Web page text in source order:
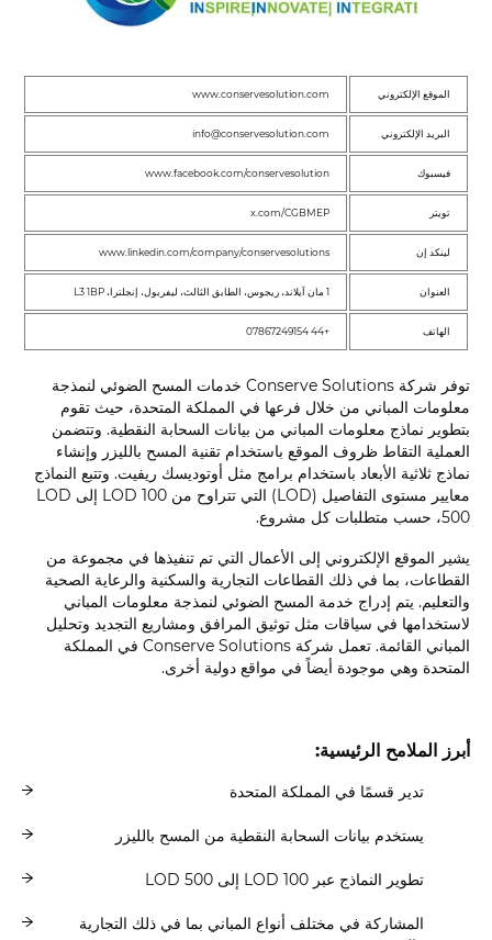
الموقع الإلكتروني www.conservesolution.com
البريد الإلكتروني info@conservesolution.com
فيسبوك www.facebook.com/conservesolution
تويتر x.com/CGBMEP
لينكد إن www.linkedin.com/company/conservesolutions
العنوان 1 مان آيلاند، ريجوس، الطابق الثالث، ليفربول، إنجلترا، L3 1BP
الهاتف +44 07867249154
توفر شركة Conserve Solutions خدمات المسح الضوئي لنمذجة
معلومات المباني من خلال فرعها في المملكة المتحدة، حيث تقوم
بتطوير نماذج معلومات المباني من بيانات السحابة النقطية. وتتضمن
العملية التقاط ظروف الموقع باستخدام تقنية المسح بالليزر وإنشاء
نماذج ثلاثية الأبعاد باستخدام برامج مثل أوتوديسك ريفيت. وتتبع النماذج
معايير مستوى التفاصيل (LOD) التي تتراوح من LOD 100 إلى LOD
500، حسب متطلبات كل مشروع.
يشير الموقع الإلكتروني إلى الأعمال التي تم تنفيذها في مجموعة من
القطاعات، بما في ذلك القطاعات التجارية والسكنية والرعاية الصحية
والتعليم. يتم إدراج خدمة المسح الضوئي لنمذجة معلومات المباني
لاستخدامها في سياقات مثل توثيق المرافق ومشاريع التجديد وتحليل
المباني القائمة. تعمل شركة Conserve Solutions في المملكة
المتحدة وهي موجودة أيضاً في مواقع دولية أخرى.
أبرز الملامح الرئيسية:
تدير قسمًا في المملكة المتحدة
يستخدم بيانات السحابة النقطية من المسح بالليزر
تطوير النماذج عبر LOD 100 إلى LOD 500
المشاركة في مختلف أنواع المباني بما في ذلك التجارية